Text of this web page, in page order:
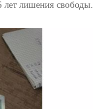
лет лишения свободы.